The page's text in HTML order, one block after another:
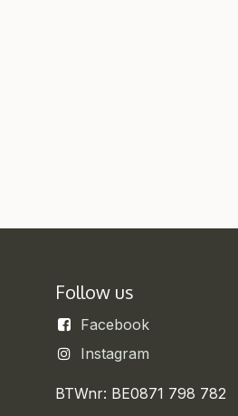
Follow us
Facebook
Instagram
BTWnr: BE0871 798 782